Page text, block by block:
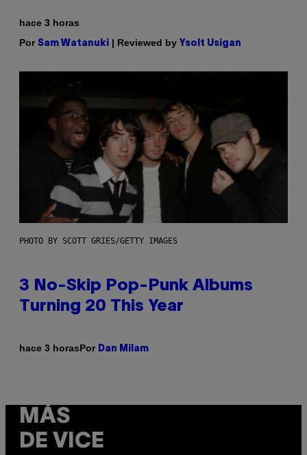
hace 3 horas
Por Sam Watanuki | Reviewed by Ysolt Usigan
PHOTO BY SCOTT GRIES/GETTY IMAGES
3 No-Skip Pop-Punk Albums
Turning 20 This Year
hace 3 horasPor Dan Milam
MÁS
DE VICE